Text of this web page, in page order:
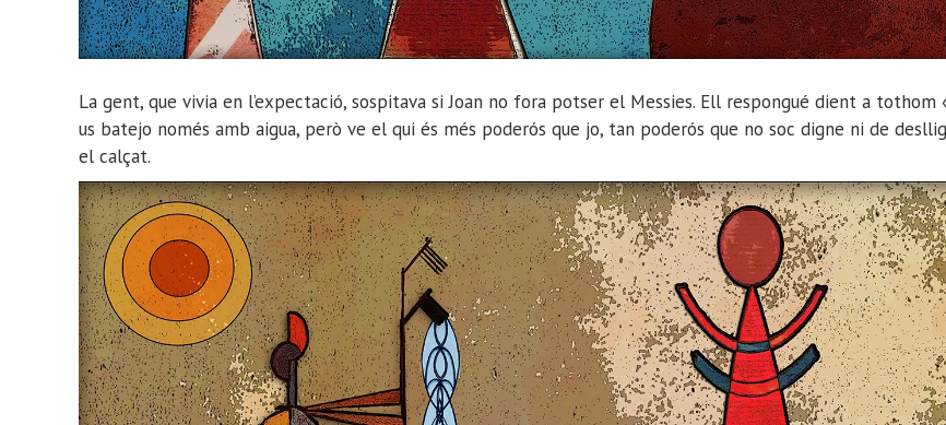
La gent, que vivia en l’expectació, sospitava si Joan no fora potser el Messies. Ell respongué dient a tothom
us batejo només amb aigua, però ve el qui és més poderós que jo, tan poderós que no soc digne ni de
el calçat.